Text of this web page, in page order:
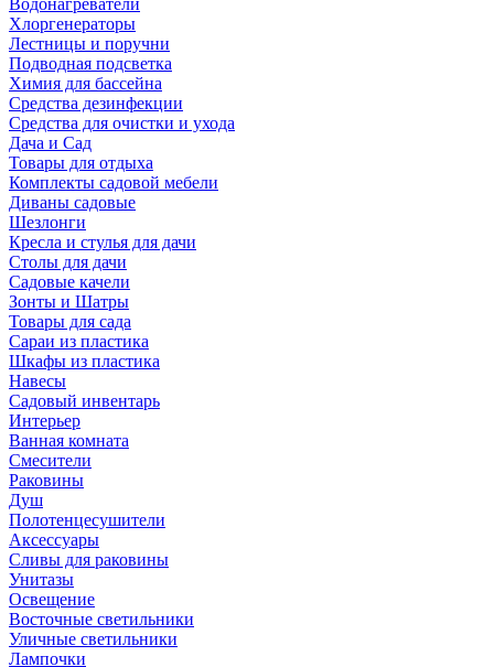
Водонагреватели
Хлоргенераторы
Лестницы и поручни
Подводная подсветка
Химия для бассейна
Средства дезинфекции
Средства для очистки и ухода
Дача и Сад
Товары для отдыха
Комплекты садовой мебели
Диваны садовые
Шезлонги
Кресла и стулья для дачи
Столы для дачи
Садовые качели
Зонты и Шатры
Товары для сада
Сараи из пластика
Шкафы из пластика
Навесы
Садовый инвентарь
Интерьер
Ванная комната
Смесители
Раковины
Душ
Полотенцесушители
Аксессуары
Сливы для раковины
Унитазы
Освещение
Восточные светильники
Уличные светильники
Лампочки